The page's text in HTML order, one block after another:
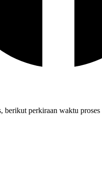
berikut perkiraan waktu proses